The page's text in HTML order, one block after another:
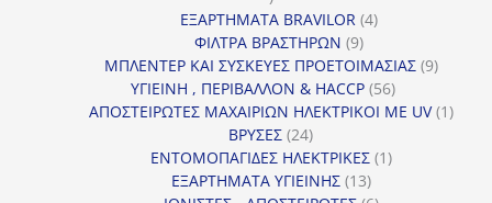
προϊόντα
ΕΞΑΡΤΗΜΑΤΑ BRAVILOR 44
ΦΙΛΤΡΑ ΒΡΑΣΤΗΡΩΝ 99
προϊόντα
ΜΠΛΕΝΤΕΡ ΚΑΙ ΣΥΣΚΕΥΕΣ ΠΡΟΕΤΟΙΜΑΣΙΑΣ 99
ΥΓΙΕΙΝΗ , ΠΕΡΙΒΑΛΛΟΝ & HACCP 5656
προϊόντα
ΑΠΟΣΤΕΙΡΩΤΕΣ ΜΑΧΑΙΡΙΩΝ ΗΛΕΚΤΡΙΚΟΙ ΜΕ UV 11
ΒΡΥΣΕΣ 2424
προϊόντα
ΕΝΤΟΜΟΠΑΓΙΔΕΣ ΗΛΕΚΤΡΙΚΕΣ 11
ΕΞΑΡΤΗΜΑΤΑ ΥΓΙΕΙΝΗΣ 1313